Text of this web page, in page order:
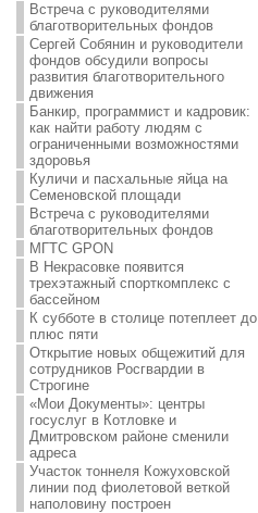
Встреча с руководителями
благотворительных фондов
Сергей Собянин и руководители
фондов обсудили вопросы
развития благотворительного
движения
Банкир, программист и кадровик:
как найти работу людям с
ограниченными возможностями
здоровья
Куличи и пасхальные яйца на
Семеновской площади
Встреча с руководителями
благотворительных фондов
МГТС GPON
В Некрасовке появится
трехэтажный спорткомплекс с
бассейном
К субботе в столице потеплеет до
плюс пяти
Открытие новых общежитий для
сотрудников Росгвардии в
Строгине
«Мои Документы»: центры
госуслуг в Котловке и
Дмитровском районе сменили
адреса
Участок тоннеля Кожуховской
линии под фиолетовой веткой
наполовину построен